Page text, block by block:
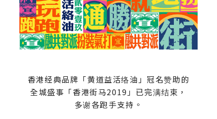
香港经典品牌「黄道益活络油」冠名赞助的
全城盛事「香港街马2019」已完满结束，
多谢各跑手支持。